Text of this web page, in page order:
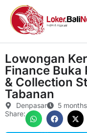
Lowongan
Finance Buka
& Collection
Tabanan
Denpasar
5
Share: